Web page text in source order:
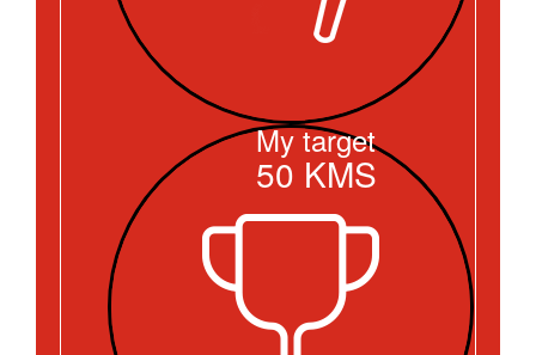
My target
50 KMS